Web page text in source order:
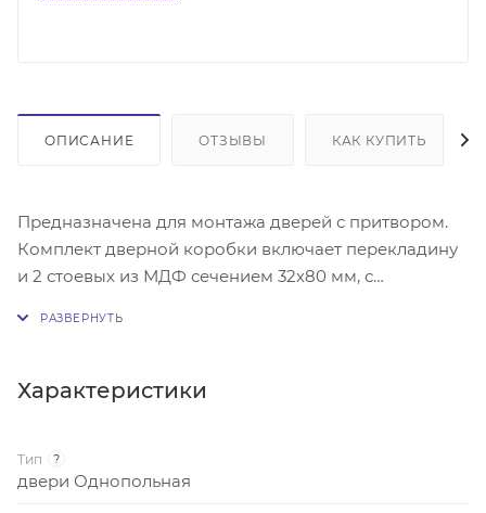
ОПИСАНИЕ ОТЗЫВЫ КАК КУПИТЬ
Предназначена для монтажа дверей с притвором.
Комплект дверной коробки включает перекладину
и 2 стоевых из МДФ сечением 32х80 мм, с
6 монтажных отверстий для установки дверного
Характеристики
Тип ?
двери Однопольная